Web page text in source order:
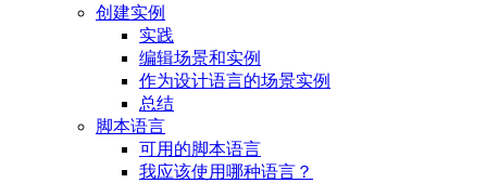
创建实例
实践
编辑场景和实例
作为设计语言的场景实例
总结
脚本语言
可用的脚本语言
我应该使用哪种语言？